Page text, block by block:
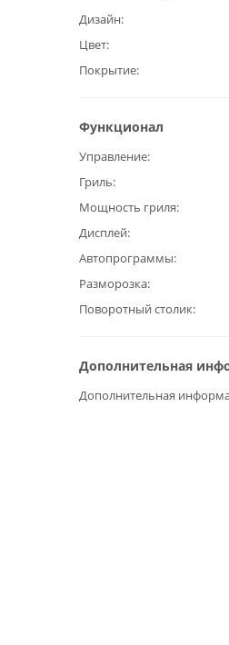
Дизайн
Цвет
Покрытие
Функционал
Управление
Гриль
Мощность гриля
Дисплей
Автопрограммы
Разморозка
Поворотный столик
Дополнительная
Дополнительная